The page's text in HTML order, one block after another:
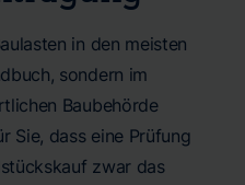
in den meisten
sondern im
Baubehörde
Sie, dass eine Prüfung
zwar das